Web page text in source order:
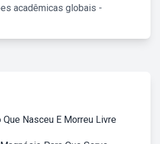
acadêmicas globais -
Que Nasceu E Morreu Livre